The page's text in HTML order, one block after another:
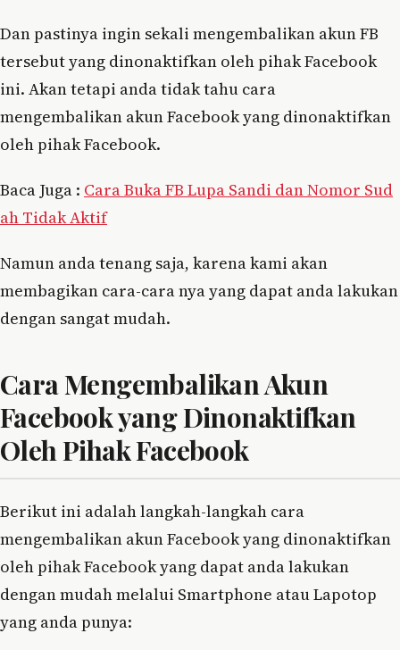
Dan pastinya ingin sekali mengembalikan akun FB
tersebut yang dinonaktifkan oleh pihak Facebook
ini. Akan tetapi anda tidak tahu cara
mengembalikan akun Facebook yang dinonaktifkan
oleh pihak Facebook.
Baca Juga : Cara Buka FB Lupa Sandi dan Nomor Sud
ah Tidak Aktif
Namun anda tenang saja, karena kami akan
membagikan cara-cara nya yang dapat anda lakukan
dengan sangat mudah.
Cara Mengembalikan Akun
Facebook yang Dinonaktifkan
Oleh Pihak Facebook
Berikut ini adalah langkah-langkah cara
mengembalikan akun Facebook yang dinonaktifkan
oleh pihak Facebook yang dapat anda lakukan
dengan mudah melalui Smartphone atau Lapotop
yang anda punya: